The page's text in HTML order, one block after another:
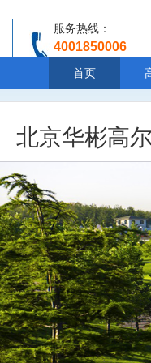
服务热线：
4001850006
首页
北京华彬高